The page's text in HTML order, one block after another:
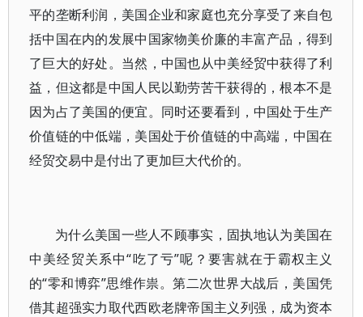
平的垄断利润，美国企业和家庭也充分享受了来自包
括中国在内的发展中国家物美价廉的丰富产品，得到
了巨大的好处。当然，中国也从中美经贸中获得了利
益，但这都是中国人民以勤劳苦干获得的，根本不是
因为占了美国的便宜。同时还要看到，中国处于生产
价值链的中低端，美国处于价值链的中高端，中国在
经贸交易中是付出了更加巨大代价的。
为什么美国一些人不顾事实，固执地认为美国在
中美经贸关系中“吃了亏”呢？要害就在于霸权主义
的“零和博弈”思维作祟。第二次世界大战后，美国凭
借其超强实力取代西欧老牌帝国主义列强，成为资本